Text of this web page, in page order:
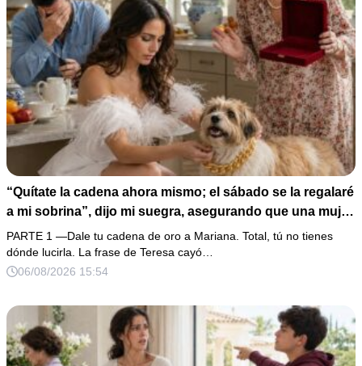
“Quítate la cadena ahora mismo; el sábado se la regalaré
a mi sobrina”, dijo mi suegra, asegurando que una mujer
con las manos marcadas por espinas no merecía 50
gramos de oro. Mi esposo guardó silencio, así que
obedecí con calma y le pedí que preparara la fiesta. Ella
completo que había intentado ocultar.
PARTE 1 —Dale tu cadena de oro a Mariana. Total, tú no tienes
dónde lucirla. La frase de Teresa cayó…
06/08/2026 15:54